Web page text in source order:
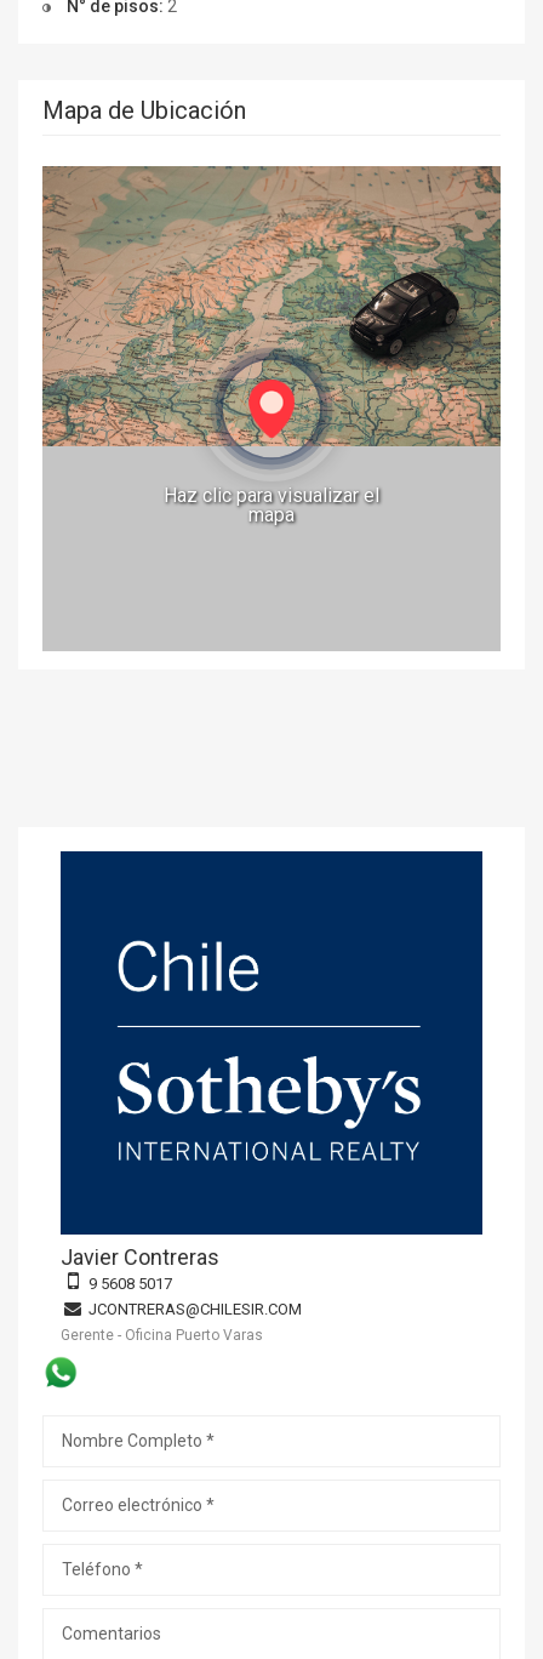
N° de pisos: 2
Mapa de Ubicación
Haz clic para visualizar el
mapa
Javier Contreras
9 5608 5017
JCONTRERAS@CHILESIR.COM
Gerente - Oficina Puerto Varas